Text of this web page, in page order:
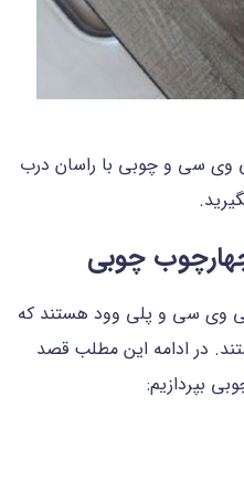
وی سی و چوبی با راسان درب
چوبی
وی سی و پلی وود هستند که
در ادامه این مطلب قصد
بپردازیم: